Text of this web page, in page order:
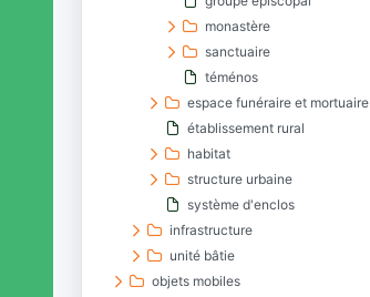
monastère
sanctuaire
téménos
espace funéraire et mortuaire
établissement rural
habitat
structure urbaine
système d'enclos
infrastructure
unité bâtie
objets mobiles